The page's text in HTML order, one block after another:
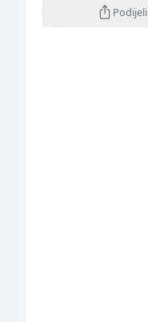
Podijeli